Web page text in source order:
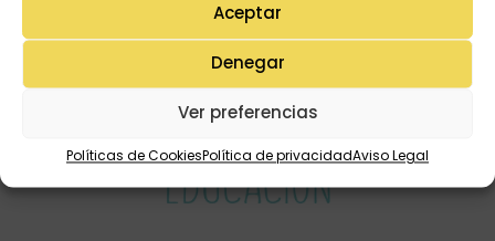
Aceptar
Denegar
Ver preferencias
Políticas de CookiesPolítica de privacidadAviso Legal